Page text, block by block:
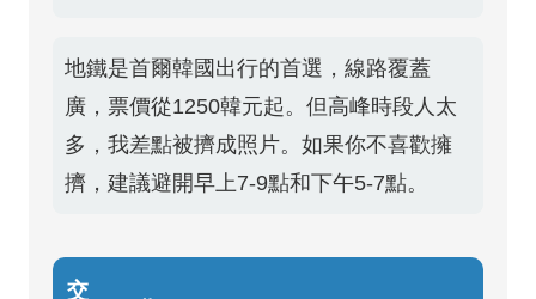
地鐵是首爾韓國出行的首選，線路覆蓋
廣，票價從1250韓元起。但高峰時段人太
多，我差點被擠成照片。如果你不喜歡擁
擠，建議避開早上7-9點和下午5-7點。
交